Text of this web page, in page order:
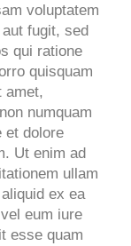
voluptatem
fugit, sed
qui ratione
quisquam
amet,
numquam
et dolore
Ut enim ad
ullam
ex ea
eum iure
esse quam